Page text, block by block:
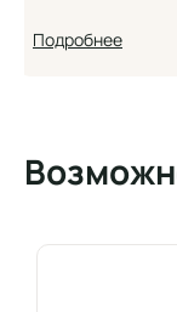
Подробнее